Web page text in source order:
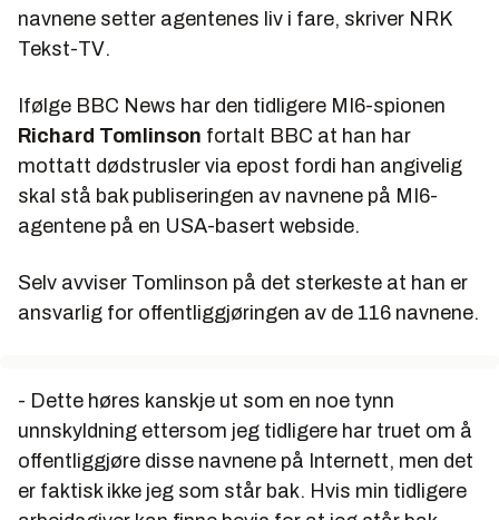
navnene setter agentenes liv i fare, skriver NRK
Tekst-TV.
Ifølge BBC News har den tidligere MI6-spionen
Richard Tomlinson fortalt BBC at han har
mottatt dødstrusler via epost fordi han angivelig
skal stå bak publiseringen av navnene på MI6-
agentene på en USA-basert webside.
Selv avviser Tomlinson på det sterkeste at han er
ansvarlig for offentliggjøringen av de 116 navnene.
- Dette høres kanskje ut som en noe tynn
unnskyldning ettersom jeg tidligere har truet om å
offentliggjøre disse navnene på Internett, men det
er faktisk ikke jeg som står bak. Hvis min tidligere